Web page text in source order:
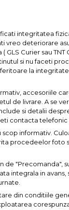
integritatea
vreo deteriorare
Curier sau TNT
si nu faceti
la
accesoriile
de livrare. A se
si detalii
contacta telefonic
informativ.
procedeelor foto
de "Precomanda",
integrala in
din conditiile